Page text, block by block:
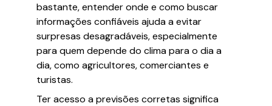
bastante, entender onde e como buscar
informações confiáveis ajuda a evitar
surpresas desagradáveis, especialmente
para quem depende do clima para o dia a
dia, como agricultores, comerciantes e
turistas.
Ter acesso a previsões corretas significa